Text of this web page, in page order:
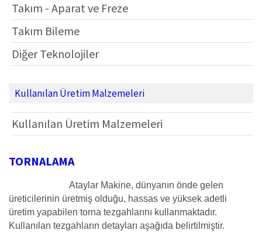
Takım - Aparat ve Freze
Takım Bileme
Diğer Teknolojiler
Kullanılan Üretim Malzemeleri
Kullanılan Üretim Malzemeleri
TORNALAMA
Ataylar Makine, dünyanın önde gelen
üreticilerinin üretmiş olduğu, hassas ve yüksek adetli
üretim yapabilen torna tezgahlarını kullanmaktadır.
Kullanılan tezgahların detayları aşağıda belirtilmiştir.